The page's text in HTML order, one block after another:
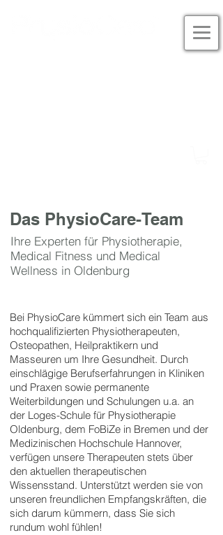
Das PhysioCare-Team
Ihre Experten für Physiotherapie,
Medical Fitness und Medical
Wellness in Oldenburg
Bei PhysioCare kümmert sich ein Team aus
hochqualifizierten Physiotherapeuten,
Osteopathen, Heilpraktikern und
Masseuren um Ihre Gesundheit. Durch
einschlägige Berufserfahrungen in Kliniken
und Praxen sowie permanente
Weiterbildungen und Schulungen u.a. an
der Loges-Schule für Physiotherapie
Oldenburg, dem FoBiZe in Bremen und der
Medizinischen Hochschule Hannover,
verfügen unsere Therapeuten stets über
den aktuellen therapeutischen
Wissensstand. Unterstützt werden sie von
unseren freundlichen Empfangskräften, die
sich darum kümmern, dass Sie sich
rundum wohl fühlen!